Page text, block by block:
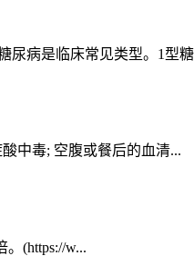
尿病是临床常见类型。1型
中毒; 空腹或餐后的血清...
(https://w...